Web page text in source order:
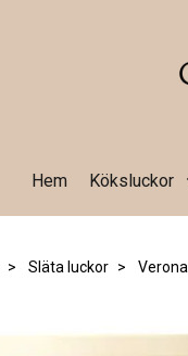
Hem Köksluckor
Släta luckor Verona